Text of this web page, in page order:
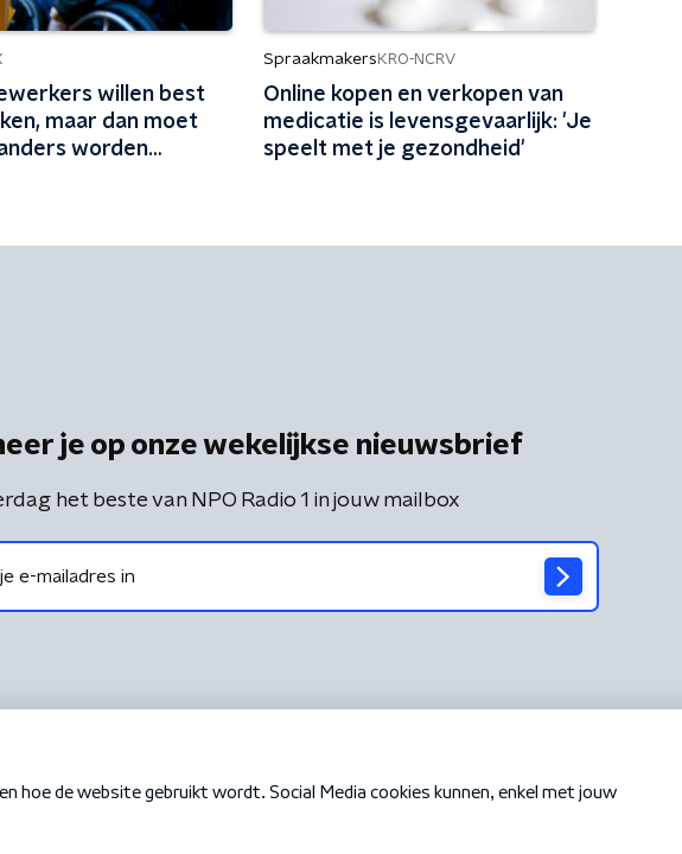
willen best
maar dan moet
worden
Spraakmakers KRO-NCRV
Online kopen en verkopen van
medicatie is levensgevaarlijk: 'Je
speelt met je gezondheid'
je op onze wekelijkse nieuwsbrief
het beste van NPO Radio 1 in jouw mailbox